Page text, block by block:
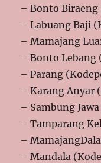
– Bonto Biraeng
– Labuang Baji
– Mamajang
– Bonto Lebang
– Parang
– Karang Anyar
– Sambung
– Tamparang
–
– Mandala